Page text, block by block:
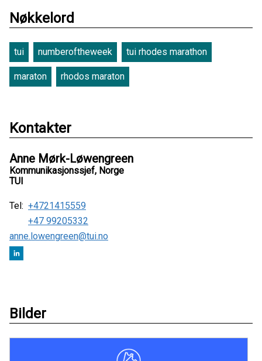
Nøkkelord
tui numberoftheweek tui rhodes marathon
maraton rhodos maraton
Kontakter
Anne Mørk-Løwengreen
Kommunikasjonssjef, Norge
TUI
Tel: +4721415559
+47 99205332
anne.lowengreen@tui.no
Bilder